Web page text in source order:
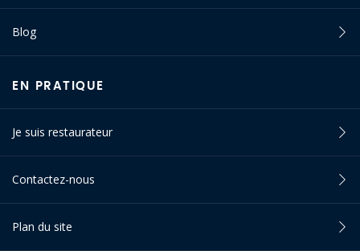
Blog
EN PRATIQUE
Je suis restaurateur
Contactez-nous
Plan du site